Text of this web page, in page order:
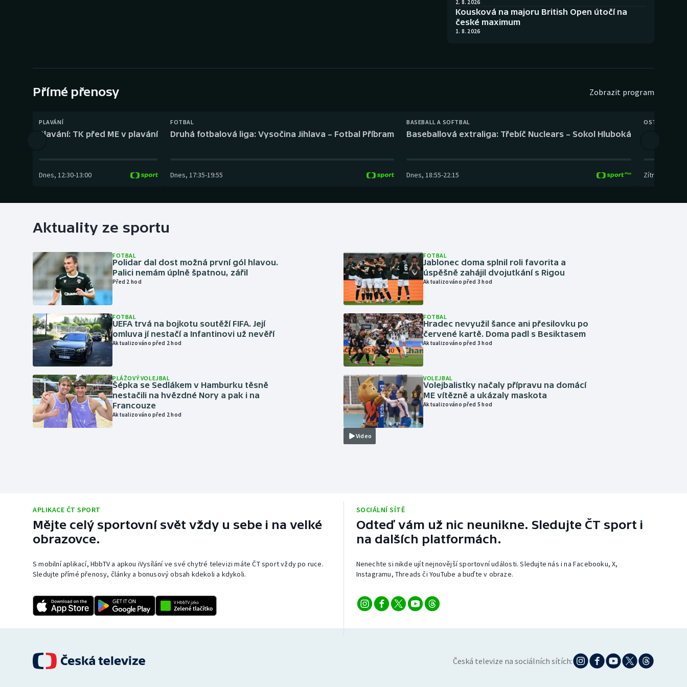
Gymnastika
2. 8. 2026
Kousková na majoru British Open útočí na
české maximum
1. 8. 2026
Přímé přenosy Zobrazit program
PLAVÁNÍ
Plavání: TK před ME v plavání
Dnes, 12:30-13:00
FOTBAL
Druhá fotbalová liga: Vysočina Jihlava – Fotbal Příbram
Dnes, 17:35-19:55
BASEBALL A SOFTBAL
Baseballová extraliga: Třebíč Nuclears – Sokol Hluboká
Dnes, 18:55-22:15
OSTATNÍ
Zítra
Aktuality ze sportu
FOTBAL
Polidar dal dost možná první gól hlavou.
Palici nemám úplně špatnou, zářil
Před 2 hod
FOTBAL
UEFA trvá na bojkotu soutěží FIFA. Její
omluva jí nestačí a Infantinovi už nevěří
Aktualizováno před 2 hod
PLÁŽOVÝ VOLEJBAL
Šépka se Sedlákem v Hamburku těsně
nestačili na hvězdné Nory a pak i na
Francouze
Aktualizováno před 2 hod
FOTBAL
Jablonec doma splnil roli favorita a
úspěšně zahájil dvojutkání s Rigou
Aktualizováno před 3 hod
FOTBAL
Hradec nevyužil šance ani přesilovku po
červené kartě. Doma padl s Besiktasem
Aktualizováno před 3 hod
Video
VOLEJBAL
Volejbalistky načaly přípravu na domácí
ME vítězně a ukázaly maskota
Aktualizováno před 5 hod
APLIKACE ČT SPORT
Mějte celý sportovní svět vždy u sebe i na velké
obrazovce.
S mobilní aplikací, HbbTV a apkou iVysílání ve své chytré televizi máte ČT sport vždy po ruce.
Sledujte přímé přenosy, články a bonusový obsah kdekoli a kdykoli.
SOCIÁLNÍ SÍTĚ
Odteď vám už nic neunikne. Sledujte ČT sport i
na dalších platformách.
Nenechte si nikde ujít nejnovější sportovní události. Sledujte nás i na Facebooku, X,
Instagramu, Threads či YouTube a buďte v obraze.
Česká televize na sociálních sítích: